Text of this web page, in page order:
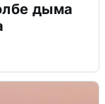
дыма